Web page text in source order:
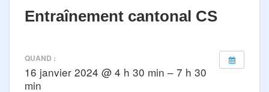
Entraînement cantonal CS
QUAND :
16 janvier 2024 @ 4 h 30 min – 7 h 30
min
Inscription
Documents